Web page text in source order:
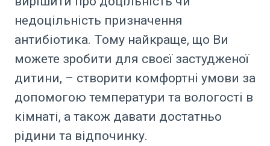
недоцільність призначення
антибіотика. Тому найкраще, що Ви
можете зробити для своєї застудженої
дитини, – створити комфортні умови за
допомогою температури та вологості в
кімнаті, а також давати достатньо
рідини та відпочинку.